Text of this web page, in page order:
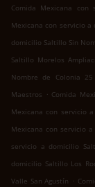
Comida Mexicana
Mexicana con servicio
domicilio Saltillo Sin
Saltillo Morelos
Nombre de Colonia 25
Maestros . Comida
Mexicana con servicio
Mexicana con servicio
servicio a domicilio
domicilio Saltillo Los
Valle San Agustín .